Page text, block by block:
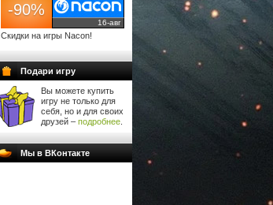
-90%
16-авг
Скидки на игры Nacon!
Подари игру
Вы можете купить
игру не только для
себя, но и для своих
друзей – подробнее
Мы в ВКонтакте